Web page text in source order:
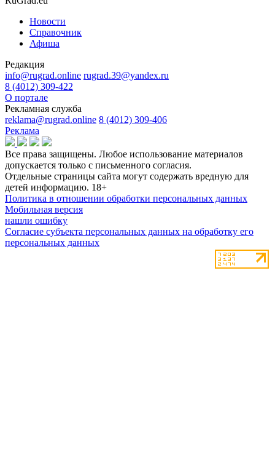
Новости
Справочник
Афиша
Редакция
info@rugrad.online rugrad.39@yandex.ru
8 (4012) 309-422
О портале
Рекламная служба
reklama@rugrad.online 8 (4012) 309-406
Реклама
Все права защищены. Любое использование материалов
допускается только с письменного согласия.
Отдельные страницы сайта могут содержать вредную для
детей информацию. 18+
Политика в отношении обработки персональных данных
Мобильная версия
нашли ошибку
Согласие субъекта персональных данных на обработку его
персональных данных